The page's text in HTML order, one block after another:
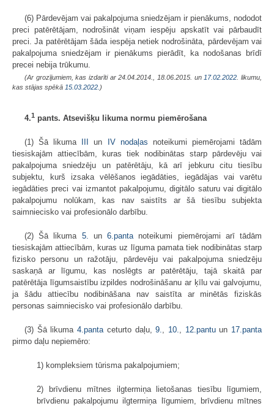
(6) Pārdevējam vai pakalpojuma sniedzējam ir pienākums, nododot
preci patērētājam, nodrošināt viņam iespēju apskatīt vai pārbaudīt
preci. Ja patērētājam šāda iespēja netiek nodrošināta, pārdevējam vai
pakalpojuma sniedzējam ir pienākums pierādīt, ka nodošanas brīdī
precei nebija trūkumu.
(Ar grozījumiem, kas izdarīti ar 24.04.2014., 18.06.2015. un17.02.2022. likumu,
kas stājas spēkā 15.03.2022.)
4.1 pants. Atsevišķu likuma normu piemērošana
(1) Šā likuma IIIun IV nodaļas noteikumi piemērojami tādām
tiesiskajām attiecībām, kuras tiek nodibinātas starp pārdevēju vai
pakalpojuma sniedzēju un patērētāju, kā arī jebkuru citu tiesību
subjektu, kurš izsaka vēlēšanos iegādāties, iegādājas vai varētu
iegādāties preci vai izmantot pakalpojumu, digitālo saturu vai digitālo
pakalpojumu nolūkam, kas nav saistīts ar šā tiesību subjekta
saimniecisko vai profesionālo darbību.
(2) Šā likuma 5. un6.panta noteikumi piemērojami arī tādām
tiesiskajām attiecībām, kuras uz līguma pamata tiek nodibinātas starp
fizisko personu un ražotāju, pārdevēju vai pakalpojuma sniedzēju
saskaņā ar līgumu, kas noslēgts ar patērētāju, tajā skaitā par
patērētāja līgumsaistību izpildes nodrošināšanu ar ķīlu vai galvojumu,
ja šādu attiecību nodibināšana nav saistīta ar minētās fiziskās
personas saimniecisko vai profesionālo darbību.
(3) Šā likuma4.panta ceturto daļu,9. 10. 12.pantuun 17.panta
pirmo daļu nepiemēro:
1) kompleksiem tūrisma pakalpojumiem;
2) brīvdienu mītnes ilgtermiņa lietošanas tiesību līgumiem,
brīvdienu pakalpojumu ilgtermiņa līgumiem, brīvdienu mītnes